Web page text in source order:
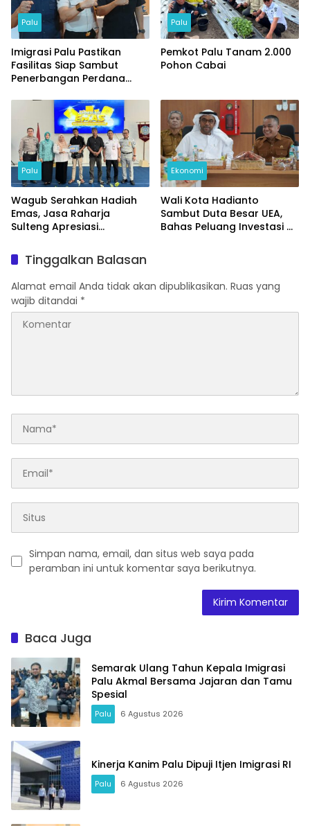
Palu
Imigrasi Palu Pastikan
Fasilitas Siap Sambut
Penerbangan Perdana
Palu
Pemkot Palu Tanam 2.000
Pohon Cabai
Palu
Wagub Serahkan Hadiah
Emas, Jasa Raharja
Sulteng Apresiasi
Ekonomi
Wali Kota Hadianto
Sambut Duta Besar UEA,
Bahas Peluang Investasi di
Tinggalkan Balasan
Alamat email Anda tidak akan dipublikasikan. Ruas yang
wajib ditandai *
Simpan nama, email, dan situs web saya pada
peramban ini untuk komentar saya berikutnya.
Baca Juga
Semarak Ulang Tahun Kepala Imigrasi
Palu Akmal Bersama Jajaran dan Tamu
Spesial
Palu 6 Agustus 2026
Kinerja Kanim Palu Dipuji Itjen Imigrasi RI
Palu 6 Agustus 2026